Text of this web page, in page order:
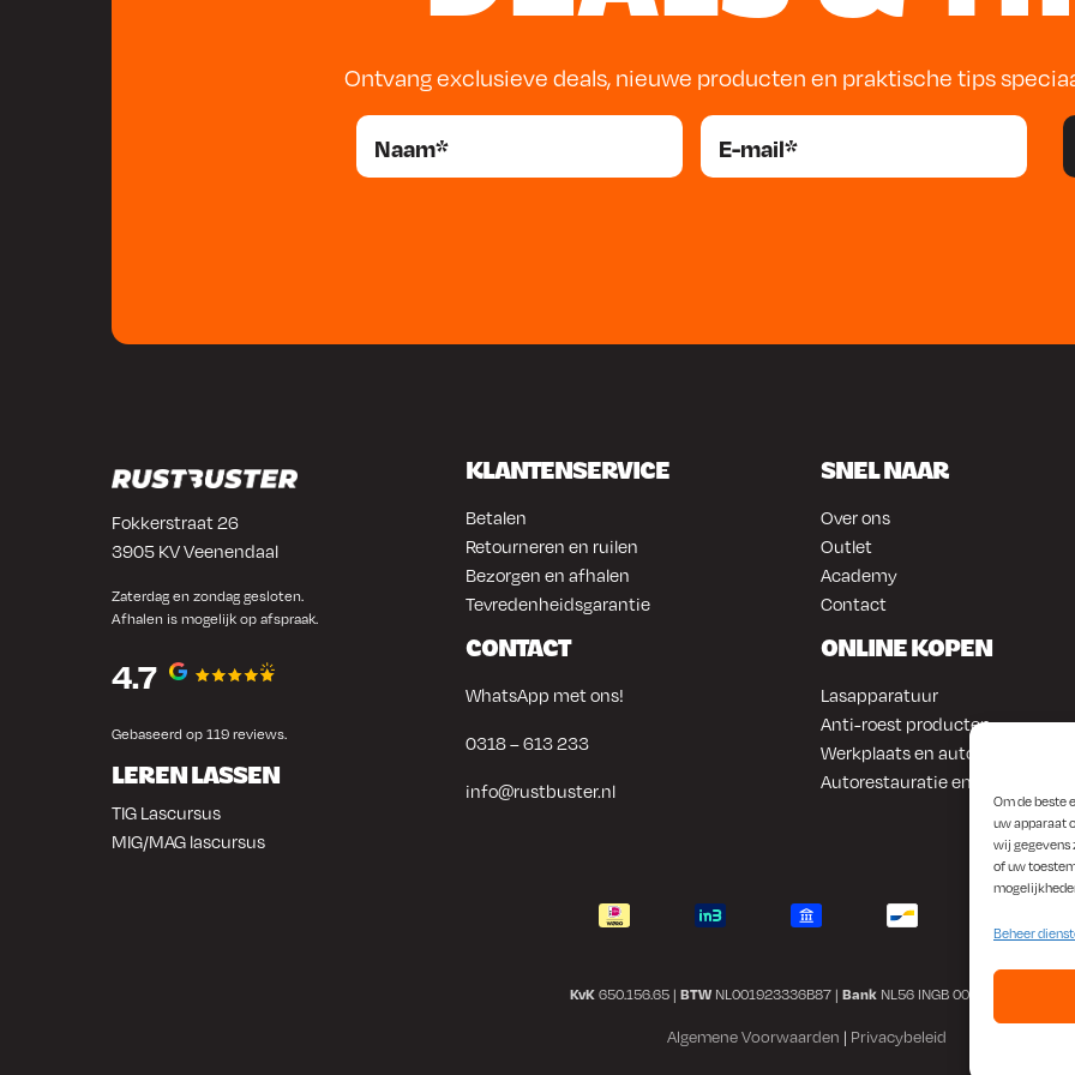
Om de beste
uw apparaat
wij gegevens
of uw
Beheer
Ontvang exclusieve deals, nieuwe producten en praktische tips
Fokkerstraat 26
3905 KV Veenendaal
Zaterdag en zondag gesloten.
Afhalen is mogelijk op afspraak.
4.7
Gebaseerd op 119 reviews.
LEREN LASSEN
TIG Lascursus
MIG/MAG lascursus
KLANTENSERVICE
Betalen
Retourneren en ruilen
Bezorgen en afhalen
Tevredenheidsgarantie
CONTACT
WhatsApp met ons!
0318 – 613 233
info@rustbuster.nl
SNEL NAAR
Over ons
Outlet
Academy
Contact
ONLINE KOPEN
Lasapparatuur
Anti-roest producten
Werkplaats en automotive
Autorestauratie en plaatwerk
KvK 650.156.65 | BTW NL001923336B87 | Bank NL56 INGB 0008 1266 42
Algemene Voorwaarden | Privacybeleid